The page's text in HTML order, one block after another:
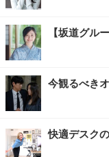
【坂道グル
今観るべき
快適デスク